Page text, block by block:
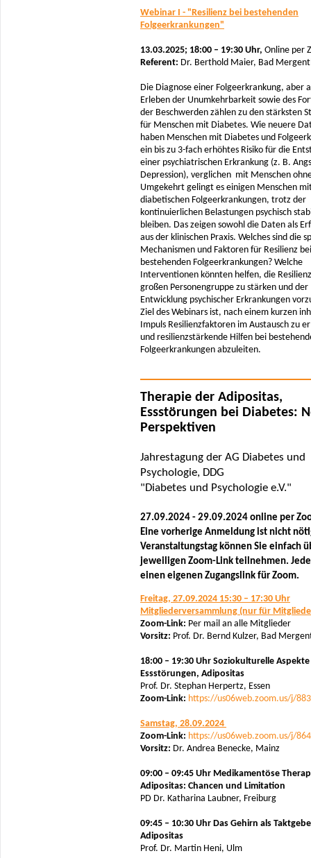
Webinar I - "Resilienz bei bestehenden
Folgeerkrankungen"
13.03.2025; 18:00 – 19:30 Uhr, Online per
Referent: Dr. Berthold Maier, Bad
Die Diagnose einer Folgeerkrankung, aber
Erleben der Unumkehrbarkeit sowie des
der Beschwerden zählen zu den stärksten
für Menschen mit Diabetes. Wie neuere
haben Menschen mit Diabetes und
ein bis zu 3-fach erhöhtes Risiko für die
einer psychiatrischen Erkrankung (z. B.
Depression), verglichen mit Menschen
Umgekehrt gelingt es einigen Menschen
diabetischen Folgeerkrankungen, trotz der
kontinuierlichen Belastungen psychisch
bleiben. Das zeigen sowohl die Daten als
aus der klinischen Praxis. Welches sind die
Mechanismen und Faktoren für Resilienz bei
bestehenden Folgeerkrankungen? Welche
Interventionen könnten helfen, die
großen Personengruppe zu stärken und der
Entwicklung psychischer Erkrankungen
Ziel des Webinars ist, nach einem kurzen
Impuls Resilienzfaktoren im Austausch zu
und resilienzstärkende Hilfen bei
Folgeerkrankungen abzuleiten.
Therapie der Adipositas,
Essstörungen bei Diabetes:
Perspektiven
Jahrestagung der AG Diabetes und
Psychologie, DDG
"Diabetes und Psychologie e.V."
27.09.2024 - 29.09.2024 online per
Eine vorherige Anmeldung ist nicht
Veranstaltungstag können Sie einfach
jeweiligen Zoom-Link teilnehmen.
einen eigenen Zugangslink für Zoom.
Freitag, 27.09.2024 15:30 – 17:30 Uhr
Mitgliederversammlung (nur für
Zoom-Link: Per mail an alle Mitglieder
Vorsitz: Prof. Dr. Bernd Kulzer, Bad
18:00 – 19:30 Uhr Soziokulturelle
Essstörungen, Adipositas
Prof. Dr. Stephan Herpertz, Essen
Zoom-Link: https://us06web.zoom.us/j/
Samstag, 28.09.2024
Zoom-Link: https://us06web.zoom.us/j/
Vorsitz: Dr. Andrea Benecke, Mainz
09:00 – 09:45 Uhr Medikamentöse
Adipositas: Chancen und Limitation
PD Dr. Katharina Laubner, Freiburg
09:45 – 10:30 Uhr Das Gehirn als
Adipositas
Prof. Dr. Martin Heni, Ulm